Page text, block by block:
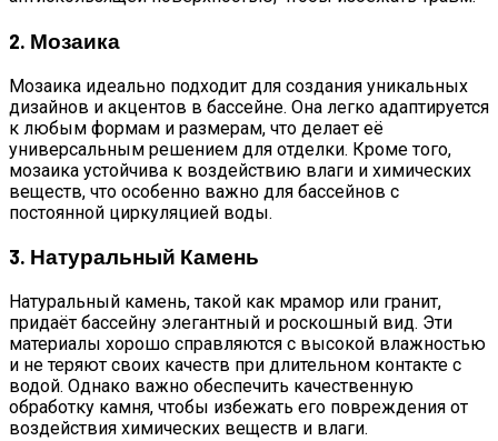
2. Мозаика
Мозаика идеально подходит для создания уникальных
дизайнов и акцентов в бассейне. Она легко адаптируется
к любым формам и размерам, что делает её
универсальным решением для отделки. Кроме того,
мозаика устойчива к воздействию влаги и химических
веществ, что особенно важно для бассейнов с
постоянной циркуляцией воды.
3. Натуральный Камень
Натуральный камень, такой как мрамор или гранит,
придаёт бассейну элегантный и роскошный вид. Эти
материалы хорошо справляются с высокой влажностью
и не теряют своих качеств при длительном контакте с
водой. Однако важно обеспечить качественную
обработку камня, чтобы избежать его повреждения от
воздействия химических веществ и влаги.